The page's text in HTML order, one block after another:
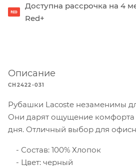
Доступна рассрочка на 4
Red+
Описание
CH2422-031
Рубашки Lacoste незаменимы
Они дарят ощущение комфорта
дня. Отличный выбор для
Состав: 100% Хлопок
Цвет: черный